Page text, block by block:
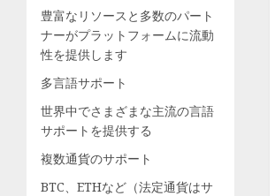
豊富なリソースと多数のパート
ナーがプラットフォームに流動
性を提供します
多言語サポート
世界中でさまざまな主流の言語
サポートを提供する
複数通貨のサポート
BTC、ETHなど（法定通貨はサ